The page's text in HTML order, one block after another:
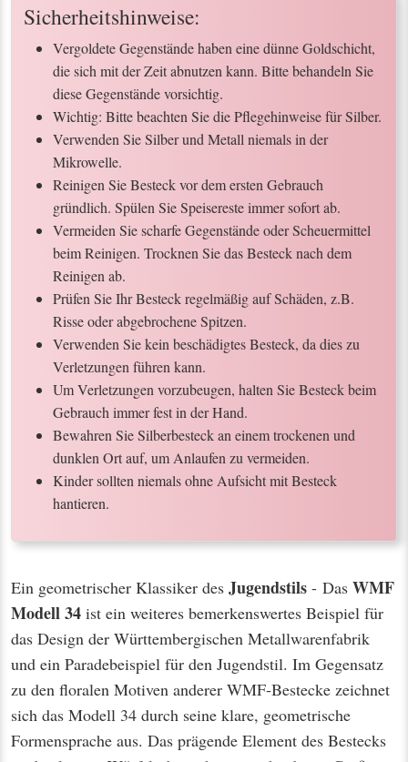
Sicherheitshinweise:
Vergoldete Gegenstände haben eine dünne Goldschicht,
die sich mit der Zeit abnutzen kann. Bitte behandeln Sie
diese Gegenstände vorsichtig.
Wichtig: Bitte beachten Sie die Pflegehinweise für Silber.
Verwenden Sie Silber und Metall niemals in der
Mikrowelle.
Reinigen Sie Besteck vor dem ersten Gebrauch
gründlich. Spülen Sie Speisereste immer sofort ab.
Vermeiden Sie scharfe Gegenstände oder Scheuermittel
beim Reinigen. Trocknen Sie das Besteck nach dem
Reinigen ab.
Prüfen Sie Ihr Besteck regelmäßig auf Schäden, z.B.
Risse oder abgebrochene Spitzen.
Verwenden Sie kein beschädigtes Besteck, da dies zu
Verletzungen führen kann.
Um Verletzungen vorzubeugen, halten Sie Besteck beim
Gebrauch immer fest in der Hand.
Bewahren Sie Silberbesteck an einem trockenen und
dunklen Ort auf, um Anlaufen zu vermeiden.
Kinder sollten niemals ohne Aufsicht mit Besteck
hantieren.
Ein geometrischer Klassiker des Jugendstils - Das WMF
Modell 34 ist ein weiteres bemerkenswertes Beispiel für
das Design der Württembergischen Metallwarenfabrik
und ein Paradebeispiel für den Jugendstil. Im Gegensatz
zu den floralen Motiven anderer WMF-Bestecke zeichnet
sich das Modell 34 durch seine klare, geometrische
Formensprache aus. Das prägende Element des Bestecks